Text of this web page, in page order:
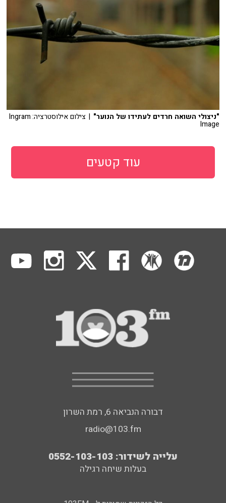
"ניצולי השואה חרדים לעתידו של הנוער" | צילום אילוסטרציה: Ingram
Image
עוד קטעים
דבורה הנביאה 6, רמת השרון
radio@103.fm
עלייה לשידור: 0552-103-103
בעלות שיחה רגילה